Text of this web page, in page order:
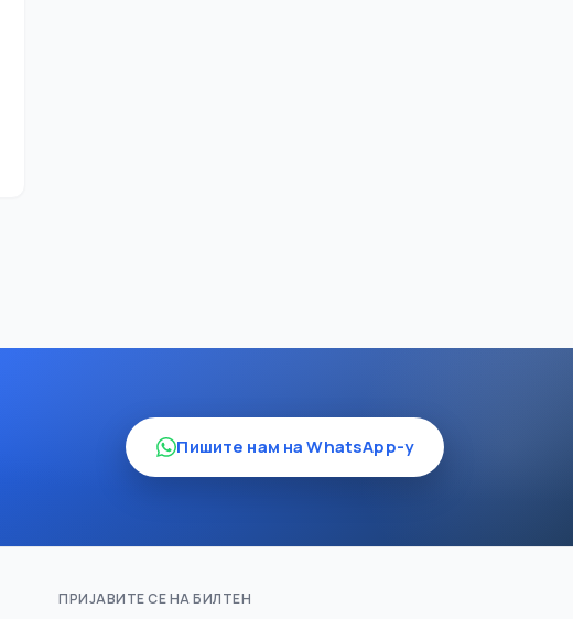
Пишите нам на WhatsApp-у
ПРИЈАВИТЕ СЕ НА БИЛТЕН